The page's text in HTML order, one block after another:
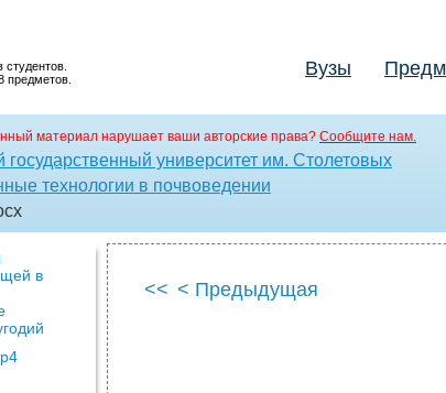
предметов.
Вузы
материал нарушает ваши авторские права? Сообщите нам.
государственный университет им. Столетовых
технологии в почвоведении
в
<< < Предыдущая